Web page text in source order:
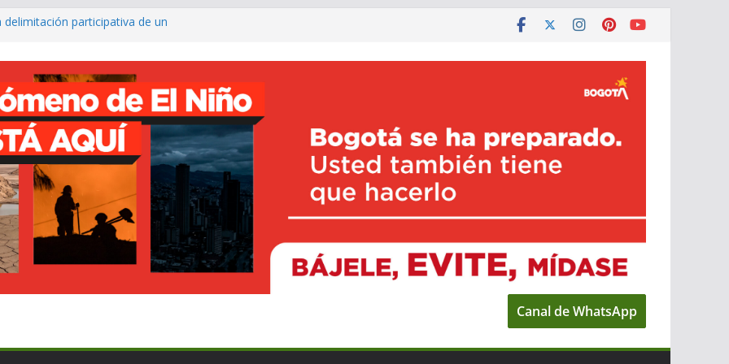
participativa de un
con prueba piloto para
inclusivo con entrega de sillas
adaptado
para fortalecer el turismo y los
Canal de WhatsApp